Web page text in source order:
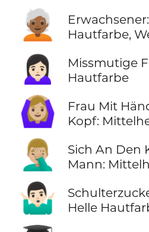
🧑🏾‍🦳
Hautfarbe,
🙍🏻‍♀️
Missmutige
Hautfarbe
🙆🏼‍♀️
Frau Mit
Kopf:
🤦🏼‍♂️
Sich An Den
Mann:
🤷🏻‍♂️
Helle